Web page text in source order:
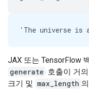
JAX 또는 TensorFlow
generate 호출이 거
크기 및 max_length